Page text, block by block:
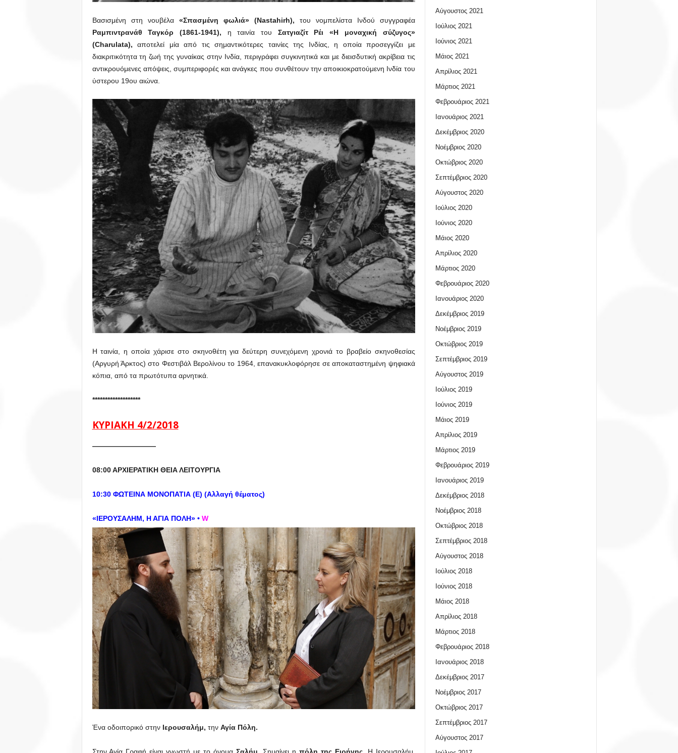
Βασισμένη στη νουβέλα «Σπασμένη φωλιά» (Nastahirh), του νομπελίστα Ινδού συγγραφέα
Ραμπιντρανάθ Ταγκόρ (1861-1941), η ταινία του Σατγιαζίτ Ρέι «Η μοναχική σύζυγος»
(Charulata), αποτελεί μία από τις σημαντικότερες ταινίες της Ινδίας, η οποία προσεγγίζει με
διακριτικότητα τη ζωή της γυναίκας στην Ινδία, περιγράφει συγκινητικά και με διεισδυτική ακρίβεια τις
αντικρουόμενες απόψεις, συμπεριφορές και ανάγκες που συνθέτουν την αποικιοκρατούμενη Ινδία του
ύστερου 19ου αιώνα.
Η ταινία, η οποία χάρισε στο σκηνοθέτη για δεύτερη συνεχόμενη χρονιά το βραβείο σκηνοθεσίας
(Αργυρή Άρκτος) στο Φεστιβάλ Βερολίνου το 1964, επανακυκλοφόρησε σε αποκαταστημένη ψηφιακά
κόπια, από τα πρωτότυπα αρνητικά.
*******************
ΚΥΡΙΑΚΗ 4/2/2018
—————————
08:00 ΑΡΧΙΕΡΑΤΙΚΗ ΘΕΙΑ ΛΕΙΤΟΥΡΓΙΑ
10:30 ΦΩΤΕΙΝΑ ΜΟΝΟΠΑΤΙΑ (Ε) (Αλλαγή θέματος)
«ΙΕΡΟΥΣΑΛΗΜ, Η ΑΓΙΑ ΠΟΛΗ» • W
Ένα οδοιπορικό στην Ιερουσαλήμ, την Αγία Πόλη.
Αύγουστος 2021
Ιούλιος 2021
Ιούνιος 2021
Μάιος 2021
Απρίλιος 2021
Μάρτιος 2021
Φεβρουάριος 2021
Ιανουάριος 2021
Δεκέμβριος 2020
Νοέμβριος 2020
Οκτώβριος 2020
Σεπτέμβριος 2020
Αύγουστος 2020
Ιούλιος 2020
Ιούνιος 2020
Μάιος 2020
Απρίλιος 2020
Μάρτιος 2020
Φεβρουάριος 2020
Ιανουάριος 2020
Δεκέμβριος 2019
Νοέμβριος 2019
Οκτώβριος 2019
Σεπτέμβριος 2019
Αύγουστος 2019
Ιούλιος 2019
Ιούνιος 2019
Μάιος 2019
Απρίλιος 2019
Μάρτιος 2019
Φεβρουάριος 2019
Ιανουάριος 2019
Δεκέμβριος 2018
Νοέμβριος 2018
Οκτώβριος 2018
Σεπτέμβριος 2018
Αύγουστος 2018
Ιούλιος 2018
Ιούνιος 2018
Μάιος 2018
Απρίλιος 2018
Μάρτιος 2018
Φεβρουάριος 2018
Ιανουάριος 2018
Δεκέμβριος 2017
Νοέμβριος 2017
Οκτώβριος 2017
Σεπτέμβριος 2017
Αύγουστος 2017